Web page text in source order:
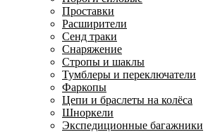
Проставки
Расширители
Сенд траки
Снаряжение
Стропы и шаклы
Тумблеры и переключатели
Фаркопы
Цепи и браслеты на колёса
Шноркели
Экспедиционные багажники